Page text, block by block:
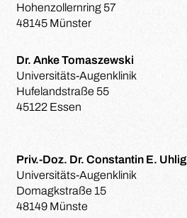
Hohenzollernring 57
48145 Münster
Dr. Anke Tomaszewski
Universitäts-Augenklinik
Hufelandstraße 55
45122 Essen
Priv.-Doz. Dr. Constantin E. Uhlig
Universitäts-Augenklinik
Domagkstraße 15
48149 Münste